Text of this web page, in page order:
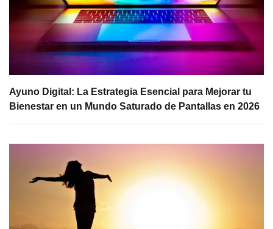
Ayuno Digital: La Estrategia Esencial para Mejorar tu
Bienestar en un Mundo Saturado de Pantallas en 2026